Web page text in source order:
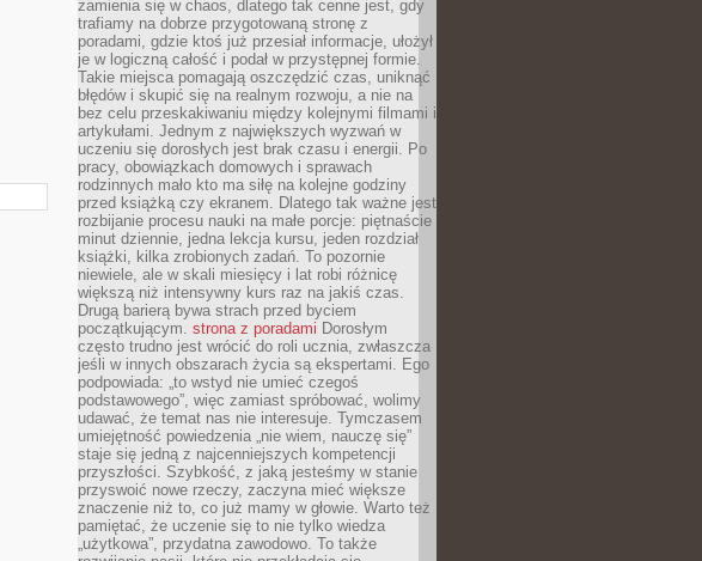
zamienia się w chaos, dlatego tak cenne jest, gdy
trafiamy na dobrze przygotowaną stronę z
poradami, gdzie ktoś już przesiał informacje, ułożył
je w logiczną całość i podał w przystępnej formie.
Takie miejsca pomagają oszczędzić czas, uniknąć
błędów i skupić się na realnym rozwoju, a nie na
bez celu przeskakiwaniu między kolejnymi filmami i
artykułami. Jednym z największych wyzwań w
uczeniu się dorosłych jest brak czasu i energii. Po
pracy, obowiązkach domowych i sprawach
rodzinnych mało kto ma siłę na kolejne godziny
przed książką czy ekranem. Dlatego tak ważne jest
rozbijanie procesu nauki na małe porcje: piętnaście
minut dziennie, jedna lekcja kursu, jeden rozdział
książki, kilka zrobionych zadań. To pozornie
niewiele, ale w skali miesięcy i lat robi różnicę
większą niż intensywny kurs raz na jakiś czas.
Drugą barierą bywa strach przed byciem
początkującym. strona z poradami Dorosłym
często trudno jest wrócić do roli ucznia, zwłaszcza
jeśli w innych obszarach życia są ekspertami. Ego
podpowiada: „to wstyd nie umieć czegoś
podstawowego”, więc zamiast spróbować, wolimy
udawać, że temat nas nie interesuje. Tymczasem
umiejętność powiedzenia „nie wiem, nauczę się”
staje się jedną z najcenniejszych kompetencji
przyszłości. Szybkość, z jaką jesteśmy w stanie
przyswoić nowe rzeczy, zaczyna mieć większe
znaczenie niż to, co już mamy w głowie. Warto też
pamiętać, że uczenie się to nie tylko wiedza
„użytkowa”, przydatna zawodowo. To także